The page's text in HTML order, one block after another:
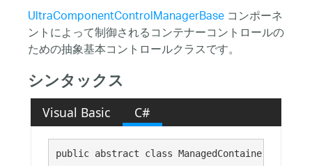
UltraComponentControlManagerBaseコンポーネ
ントによって制御されるコンテナーコントロールの
ための抽象基本コントロールクラスです。
シンタックス
Visual Basic C#
public abstract class